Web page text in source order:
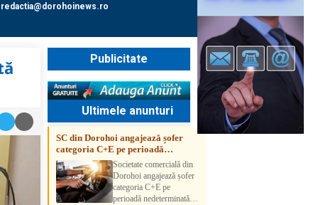
redactia@dorohoinews.ro
Publicitate
Ultimele anunturi
SC din Dorohoi angajează șofer
categoria C+E pe perioadă
nedeterminatăSocietate comercială din
Dorohoi angajează șofer
categoria C+E pe
perioadă nedeterminată.